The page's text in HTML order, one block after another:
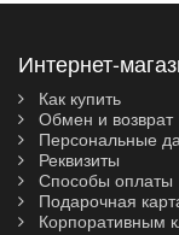
Интернет-
Как купить
Обмен и возврат
Персональные
Реквизиты
Способы оплаты
Подарочная
Корпоративным